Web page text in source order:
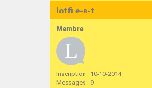
lotfi e-s-t
Membre
Inscription : 10-10-2014
Messages : 9